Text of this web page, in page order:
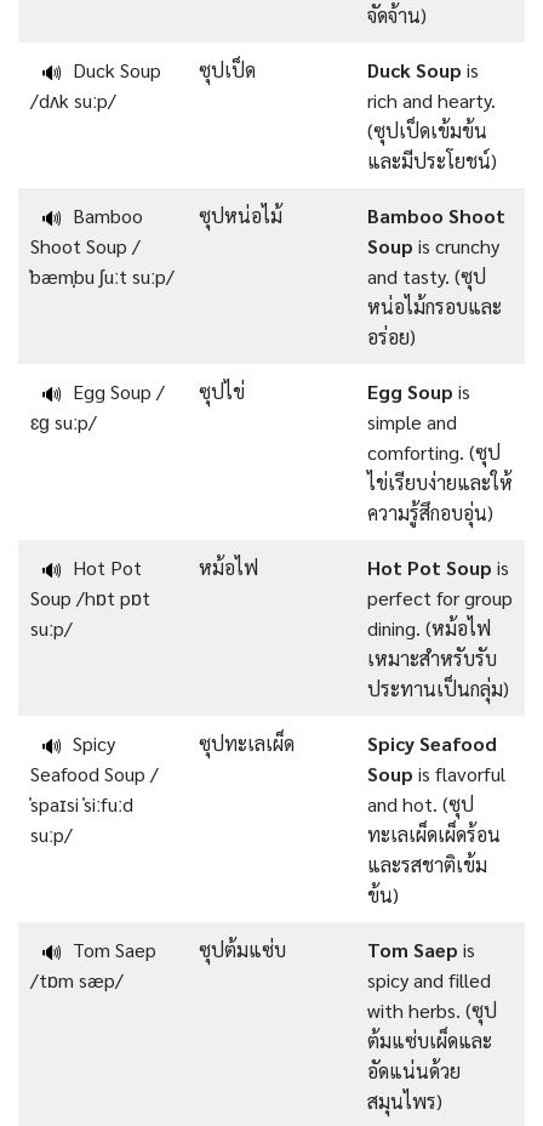
จัดจ้าน)
🔊 Duck Soup
/dʌk suːp/
ซุปเป็ด Duck Soup is
rich and hearty.
(ซุปเป็ดเข้มข้น
และมีประโยชน์)
🔊 Bamboo
Shoot Soup /
ˈbæmˌbu ʃuːt suːp/
ซุปหน่อไม้
Bamboo Shoot
Soup is crunchy
and tasty. (ซุป
หน่อไม้กรอบและ
อร่อย)
🔊 Egg Soup /
ɛɡ suːp/
ซุปไข่ Egg Soup is
simple and
comforting. (ซุป
ไข่เรียบง่ายและให้
ความรู้สึกอบอุ่น)
🔊 Hot Pot
Soup /hɒt pɒt
suːp/
หม้อไฟ Hot Pot Soup is
perfect for group
dining. (หม้อไฟ
เหมาะสำหรับรับ
ประทานเป็นกลุ่ม)
🔊 Spicy
Seafood Soup /
ˈspaɪsi ˈsiːfuːd
suːp/
ซุปทะเลเผ็ด
Spicy Seafood
Soup is flavorful
and hot. (ซุป
ทะเลเผ็ดเผ็ดร้อน
และรสชาติเข้ม
ข้น)
🔊 Tom Saep
/tɒm sæp/
ซุปต้มแซ่บ Tom Saep is
spicy and filled
with herbs. (ซุป
ต้มแซ่บเผ็ดและ
อัดแน่นด้วย
สมุนไพร)